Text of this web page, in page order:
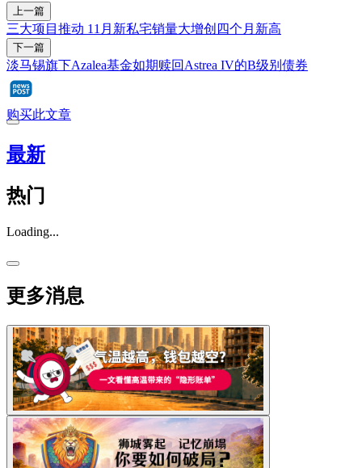
上一篇
三大项目推动 11月新私宅销量大增创四个月新高
下一篇
淡马锡旗下Azalea基金如期赎回Astrea IV的B级别债券
购买此文章
最新
热门
Loading...
更多消息